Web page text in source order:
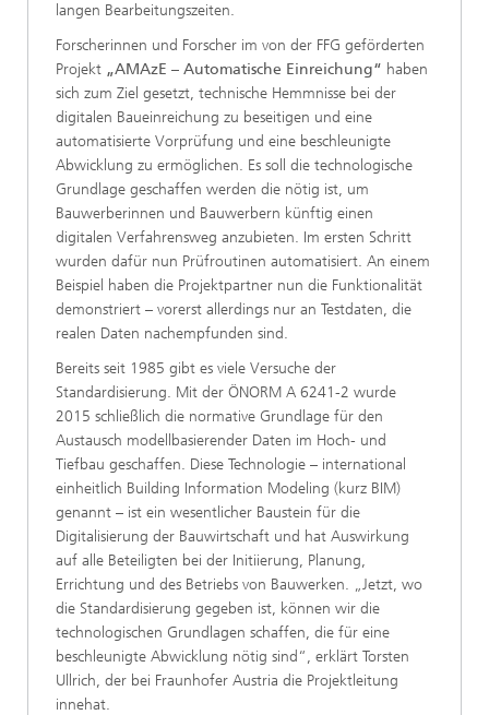
langen Bearbeitungszeiten.
Forscherinnen und Forscher im von der FFG geförderten
Projekt „AMAzE – Automatische Einreichung“ haben
sich zum Ziel gesetzt, technische Hemmnisse bei der
digitalen Baueinreichung zu beseitigen und eine
automatisierte Vorprüfung und eine beschleunigte
Abwicklung zu ermöglichen. Es soll die technologische
Grundlage geschaffen werden die nötig ist, um
Bauwerberinnen und Bauwerbern künftig einen
digitalen Verfahrensweg anzubieten. Im ersten Schritt
wurden dafür nun Prüfroutinen automatisiert. An einem
Beispiel haben die Projektpartner nun die Funktionalität
demonstriert – vorerst allerdings nur an Testdaten, die
realen Daten nachempfunden sind.
Bereits seit 1985 gibt es viele Versuche der
Standardisierung. Mit der ÖNORM A 6241-2 wurde
2015 schließlich die normative Grundlage für den
Austausch modellbasierender Daten im Hoch- und
Tiefbau geschaffen. Diese Technologie – international
einheitlich Building Information Modeling (kurz BIM)
genannt – ist ein wesentlicher Baustein für die
Digitalisierung der Bauwirtschaft und hat Auswirkung
auf alle Beteiligten bei der Initiierung, Planung,
Errichtung und des Betriebs von Bauwerken. „Jetzt, wo
die Standardisierung gegeben ist, können wir die
technologischen Grundlagen schaffen, die für eine
beschleunigte Abwicklung nötig sind“, erklärt Torsten
Ullrich, der bei Fraunhofer Austria die Projektleitung
innehat.